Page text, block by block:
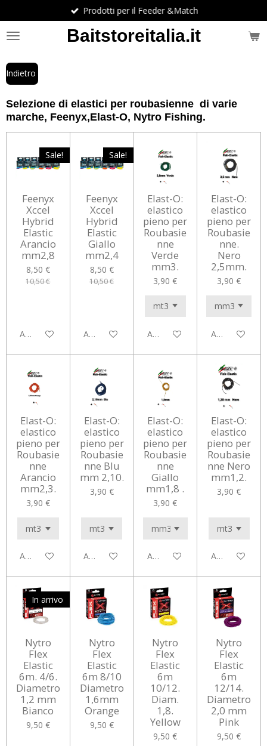
al
contenuto
Baitstoreitalia.it
Prodotti per il Feeder &Match
Indietro
Selezione di elastici per roubasienne di varie
marche, Feenyx,Elast-O, Nytro Fishing.
Sale!
Feenyx
Xccel
Hybrid
Elastic
Arancio
mm2,8
8,50 €
10,50 €
Aggiungi al carrello
Sale!
Feenyx
Xccel
Hybrid
Elastic
Giallo
mm2,4
8,50 €
10,50 €
Aggiungi al carrello
Elast-O:
elastico
pieno per
Roubasie
nne
Verde
mm3.
3,90 €
Aggiungi al carrello
Elast-O:
elastico
pieno per
Roubasie
nne.
Nero
2,5mm.
3,90 €
Aggiungi al
Elast-O:
elastico
pieno per
Roubasie
nne
Arancio
mm2,3.
3,90 €
Aggiungi al carrello
Elast-O:
elastico
pieno per
Roubasie
nne Blu
mm 2,10.
3,90 €
Aggiungi al carrello
Elast-O:
elastico
pieno per
Roubasie
nne
Giallo
mm1,8 .
3,90 €
Aggiungi al carrello
Elast-O:
elastico
pieno per
Roubasie
nne Nero
mm1,2.
3,90 €
Aggiungi al
In arrivo
Nytro
Flex
Elastic
6m. 4/6.
Diametro
1,2 mm
Bianco
9,50 €
Nytro
Flex
Elastic
6m 8/10
Diametro
1,6mm
Orange
9,50 €
Nytro
Flex
Elastic
6m
10/12.
Diam.
1,8.
Yellow
9,50 €
Nytro
Flex
Elastic
6m
12/14.
Diametro
2,0 mm
Pink
9,50 €